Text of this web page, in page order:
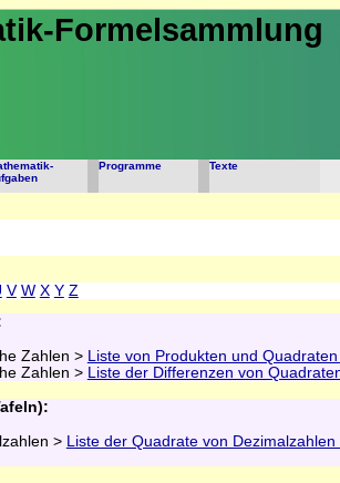
Formelsammlung
Programme Texte
V W X Y Z
Zahlen > Liste von Produkten und
Zahlen > Liste der Differenzen von
> Liste der Quadrate von